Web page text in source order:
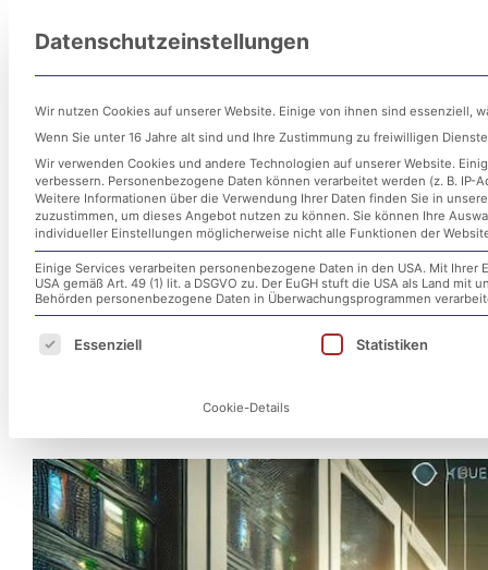
Inhalt
springen
Cyberangriff auf Vossko –
aus der Krise
2. Dezember 2024
Datenschutzeinstellungen
Wir nutzen Cookies auf unserer Website. Einige von ihnen sind essenziell,
Wenn Sie unter 16 Jahre alt sind und Ihre Zustimmung zu freiwilligen
Wir verwenden Cookies und andere Technologien auf unserer Website.
verbessern. Personenbezogene Daten können verarbeitet werden (z. B.
Weitere Informationen über die Verwendung Ihrer Daten finden Sie in
zuzustimmen, um dieses Angebot nutzen zu können. Sie können Ihre
individueller Einstellungen möglicherweise nicht alle Funktionen der
Einige Services verarbeiten personenbezogene Daten in den USA. Mit
USA gemäß Art. 49 (1) lit. a DSGVO zu. Der EuGH stuft die USA als Land
Behörden personenbezogene Daten in Überwachungsprogrammen
Es folgt eine Liste der Service-Gruppen, für
Essenziell Statistiken
Cookie-Details